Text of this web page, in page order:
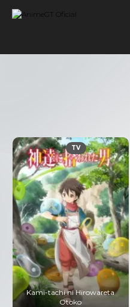
TV
Kami-tachi ni Hirowareta
Otoko